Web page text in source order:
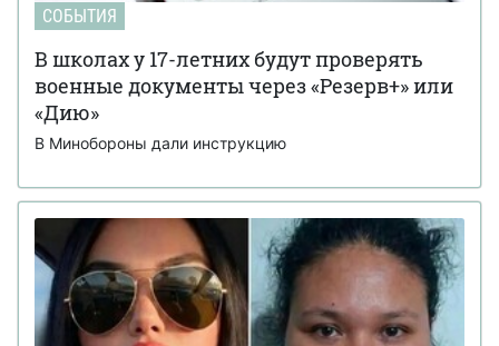
СОБЫТИЯ
В школах у 17-летних будут проверять
военные документы через «Резерв+» или
«Дию»
В Минобороны дали инструкцию